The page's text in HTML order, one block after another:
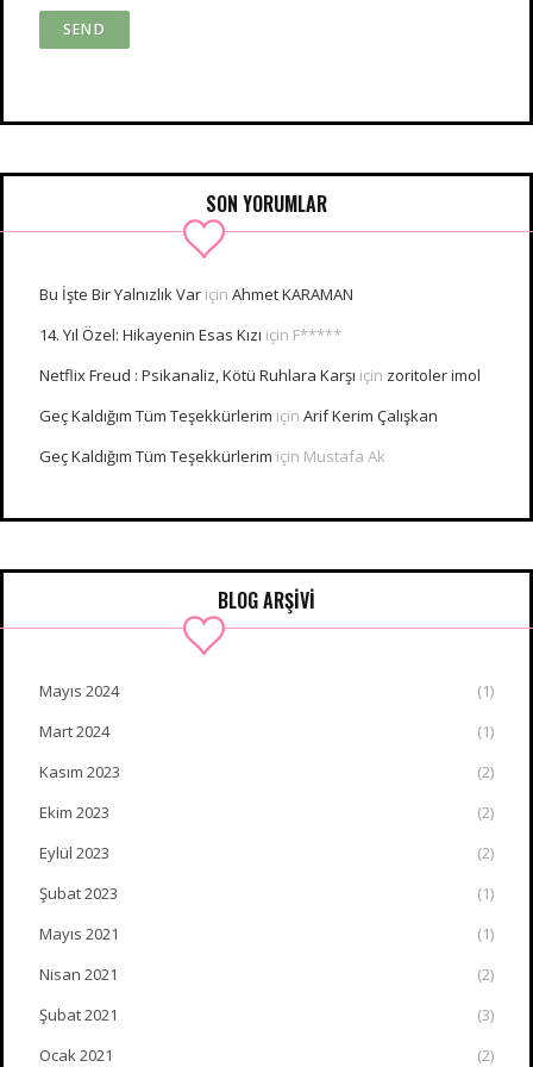
SON YORUMLAR
Bu İşte Bir Yalnızlık Var için Ahmet KARAMAN
14. Yıl Özel: Hikayenin Esas Kızı için F*****
Netflix Freud : Psikanaliz, Kötü Ruhlara Karşı için zoritoler imol
Geç Kaldığım Tüm Teşekkürlerim için Arif Kerim Çalışkan
Geç Kaldığım Tüm Teşekkürlerim için Mustafa Ak
BLOG ARŞİVİ
Mayıs 2024
(1)
Mart 2024
(1)
Kasım 2023
(2)
Ekim 2023
(2)
Eylül 2023
(2)
Şubat 2023
(1)
Mayıs 2021
(1)
Nisan 2021
(2)
Şubat 2021
(3)
Ocak 2021
(2)